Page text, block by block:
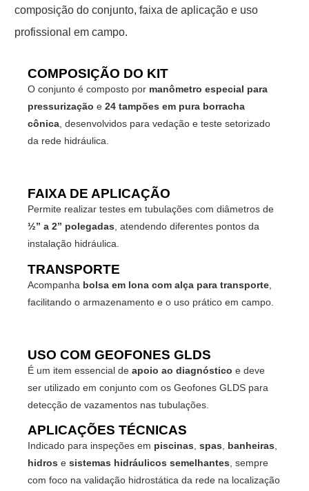
composição do conjunto, faixa de aplicação e uso
profissional em campo.
COMPOSIÇÃO DO KIT
O conjunto é composto por manômetro especial para
pressurização e 24 tampões em pura borracha
cônica, desenvolvidos para vedação e teste setorizado
da rede hidráulica.
FAIXA DE APLICAÇÃO
Permite realizar testes em tubulações com diâmetros de
½” a 2” polegadas, atendendo diferentes pontos da
instalação hidráulica.
TRANSPORTE
Acompanha bolsa em lona com alça para transporte
facilitando o armazenamento e o uso prático em campo.
USO COM GEOFONES GLDS
É um item essencial de apoio ao diagnóstico e deve
ser utilizado em conjunto com os Geofones GLDS para
detecção de vazamentos nas tubulações.
APLICAÇÕES TÉCNICAS
Indicado para inspeções em piscinas, spas, banheiras,
hidros e sistemas hidráulicos semelhantes, sempre
com foco na validação hidrostática da rede na localização